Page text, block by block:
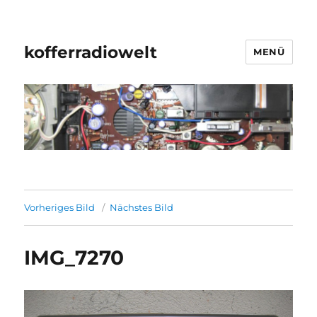
kofferradiowelt MENÜ
Vorheriges Bild Nächstes Bild
IMG_7270